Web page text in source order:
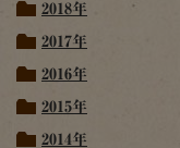
2018年
2017年
2016年
2015年
2014年